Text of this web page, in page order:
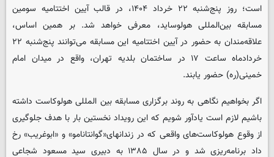
است؛ روز پنج‌شنبه ۲۲ خرداد ۱۴۰۴، در قالب آیین اختتامیه سومین
مسابقه بین‌المللی هولوساید، معرفی خواهد شد. بر همین اساس،
علاقه‌مندان به حضور در آیین اختتامیه این مسابقه می‌توانند پنج‌شنبه ۲۲
خردادماه ساعت ۱۷ در ساختمان بلدیه تهران، واقع در میدان امام
خمینی(ره) حضور یابند.
اگر بخواهیم نگاهی به روند برگزاری مسابقه بین المللی هولوکاست داشته
باشیم لازم است یادآور شویم که این رویداد نخستین بار با هدف جلوگیری
از وقوع هولوکاست‌های واقعی که در زندانهای«گوانتانامو» و «ابوغریب» رخ
داد برنامه‌ریزی شد و در سال ۱۳۸۵ به دبیری سید مسعود شجاعی